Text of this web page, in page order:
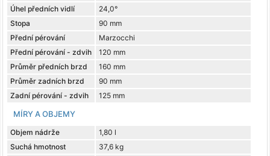
Úhel předních vidlí
24,0°
Stopa
90 mm
Přední pérování
Marzocchi
Přední pérování - zdvih
120 mm
Průměr předních brzd
160 mm
Průměr zadních brzd
90 mm
Zadní pérování - zdvih
125 mm
MÍRY A OBJEMY
Objem nádrže
1,80 l
Suchá hmotnost
37,6 kg